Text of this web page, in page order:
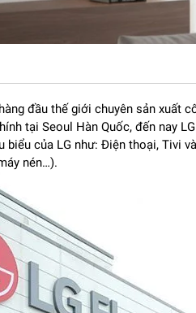
thế hệ mới. Mỗi điểm ảnh c
ùng độ tương phản cực cao.
đầu thế giới chuyên sản xuất
tại Seoul Hàn Quốc, đến nay
của LG như: Điện thoại, Tivi
nén…).